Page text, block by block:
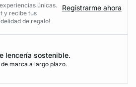
únicas.
y recibe tus
de regalo!
Registrarme ahora
lencería sostenible.
marca a largo plazo.